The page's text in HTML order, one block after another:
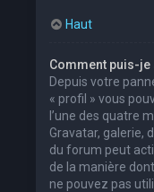
Haut
Comment puis-je
Depuis votre
« profil » vous
l’une des quatre
Gravatar, galerie,
du forum peut
de la manière
ne pouvez pas